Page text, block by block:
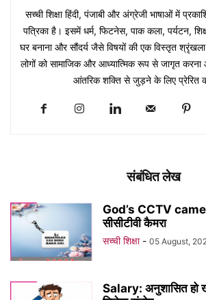
सच्ची शिक्षा हिंदी, पंजाबी और अंग्रेजी भाषाओं में
पत्रिका है। इसमें धर्म, फिटनेस, पाक कला, पर्यटन,
घर बनाना और सौंदर्य जैसे विषयों की एक विस्तृत
लोगों को सामाजिक और आध्यात्मिक रूप से जागृत
आंतरिक शक्ति से जुड़ने के लिए प्रेरित
संबंधित लेख
God’s CCTV
सीसीटीवी कैमरा
सच्ची शिक्षा - 05 August,
Salary: अनुशासित हो